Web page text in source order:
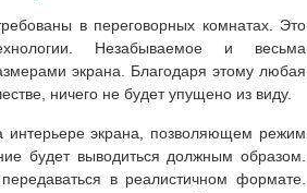
в переговорных комнатах. Это
Незабываемое и весьма
экрана. Благодаря этому любая
ничего не будет упущено из виду.
интерьере экрана, позволяющем режим
будет выводиться должным образом.
в реалистичном формате.